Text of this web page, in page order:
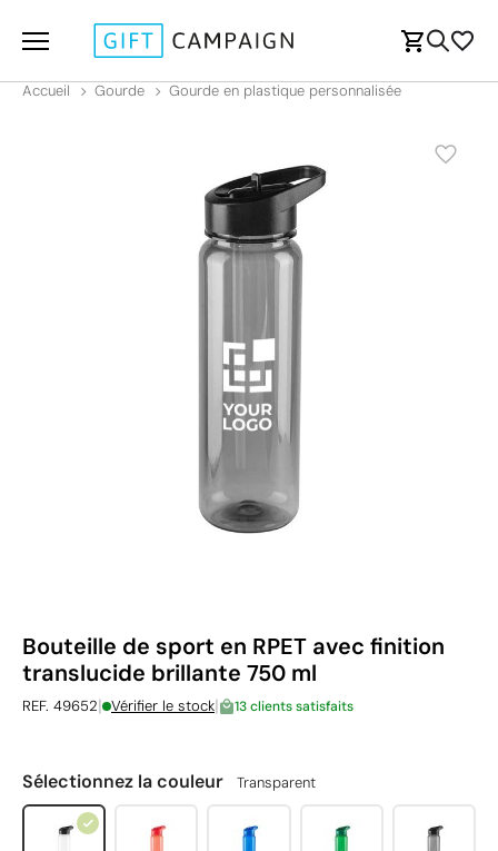
Accueil Gourde Gourde en plastique personnalisée
Bouteille de sport en RPET avec finition
translucide brillante 750 ml
REF. 49652| Vérifier le stock| 13 clients satisfaits
Sélectionnez la couleur Transparent